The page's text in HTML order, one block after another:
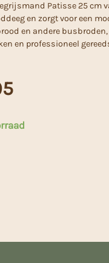
Patisse 25 cm
en zorgt voor een
en andere
en professioneel